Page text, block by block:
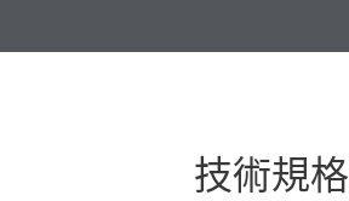
技術規格